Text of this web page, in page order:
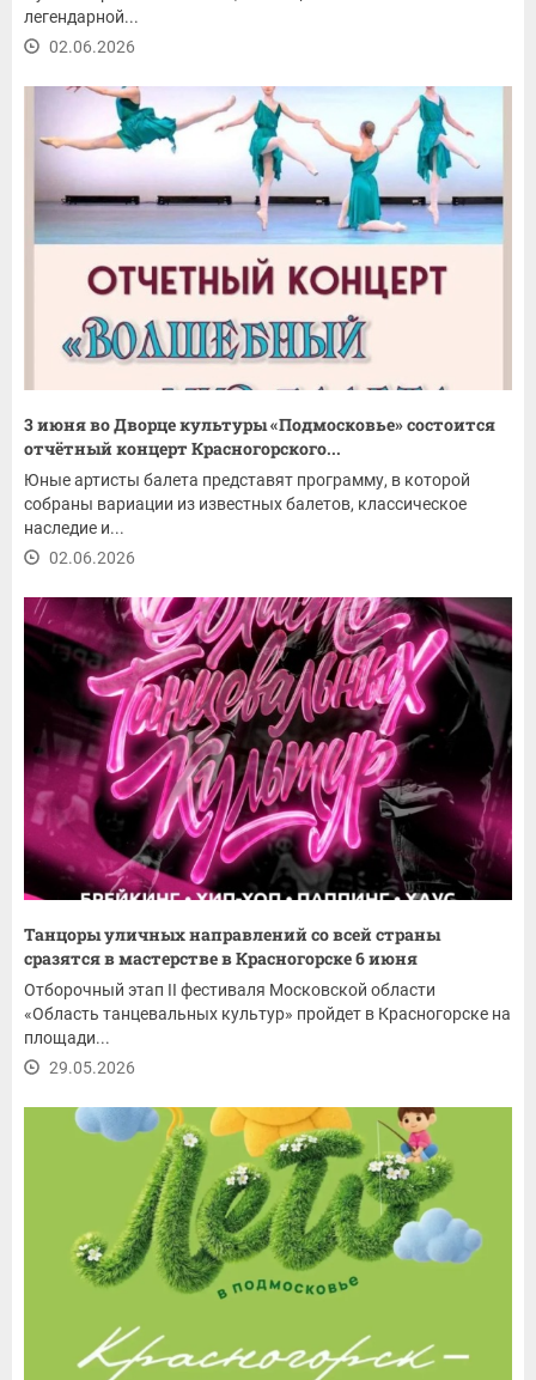
легендарной...
02.06.2026
3 июня во Дворце культуры «Подмосковье» состоится
отчётный концерт Красногорского...
Юные артисты балета представят программу, в которой
собраны вариации из известных балетов, классическое
наследие и...
02.06.2026
Танцоры уличных направлений со всей страны
сразятся в мастерстве в Красногорске 6 июня
Отборочный этап II фестиваля Московской области
«Область танцевальных культур» пройдет в Красногорске на
площади...
29.05.2026